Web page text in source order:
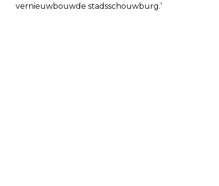
vernieuwbouwde stadsschouwburg.’